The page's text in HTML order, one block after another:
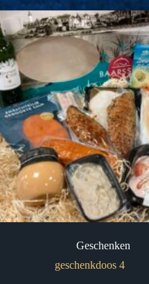
Geschenken
geschenkdoos 4